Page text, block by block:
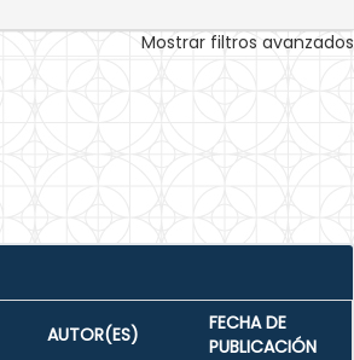
Mostrar filtros avanzados
AUTOR(ES)
FECHA DE
PUBLICACIÓN